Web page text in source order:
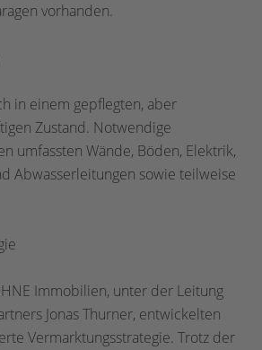
vorhanden.
in einem gepflegten, aber
Zustand. Notwendige
umfassten Wände, Böden, Elektrik,
Abwasserleitungen sowie teilweise
Immobilien, unter der Leitung
Jonas Thurner, entwickelten
Vermarktungsstrategie. Trotz der